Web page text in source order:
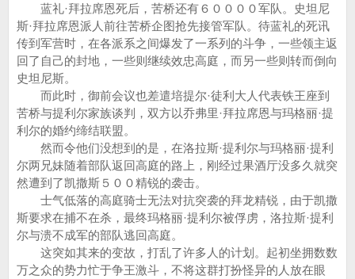
蓝礼·拜拉席恩死后，苦桥还有６００００军队。史坦尼
斯·拜拉席恩派人前往苦桥企图抢先接管军队。待蓝礼的死讯
传到军营时，在各派系之间爆发了一系列的斗争，一些领主返
回了自己的封地，一些则继续效忠高庭，而另一些则转而倒向
史坦尼斯。
而此时，御前会议也差遣培提尔·徒利大人代表铁王座到
苦桥与提利尔家族谈判，双方以乔弗里·拜拉席恩与玛格丽·提
利尔的婚约缔结联盟。
然而令他们没想到的是，在洛拉斯·提利尔与玛格丽·提利
尔两兄妹随着部队返回高庭的路上，刚经过果酒厅没多久就突
然遭到了凯撒斯５００精锐的袭击。
士气低落的高庭骑士无法对抗突袭的拜龙精锐，由于凯撒
斯要求在捕不在杀，最终玛格丽·提利尔被俘虏，洛拉斯·提利
尔与溃不成军的部队逃回高庭。
这突如其来的变故，打乱了许多人的计划。起初坐拥数数
万之众的势力忙于争王激斗，不将这群打扮怪异的人放在眼